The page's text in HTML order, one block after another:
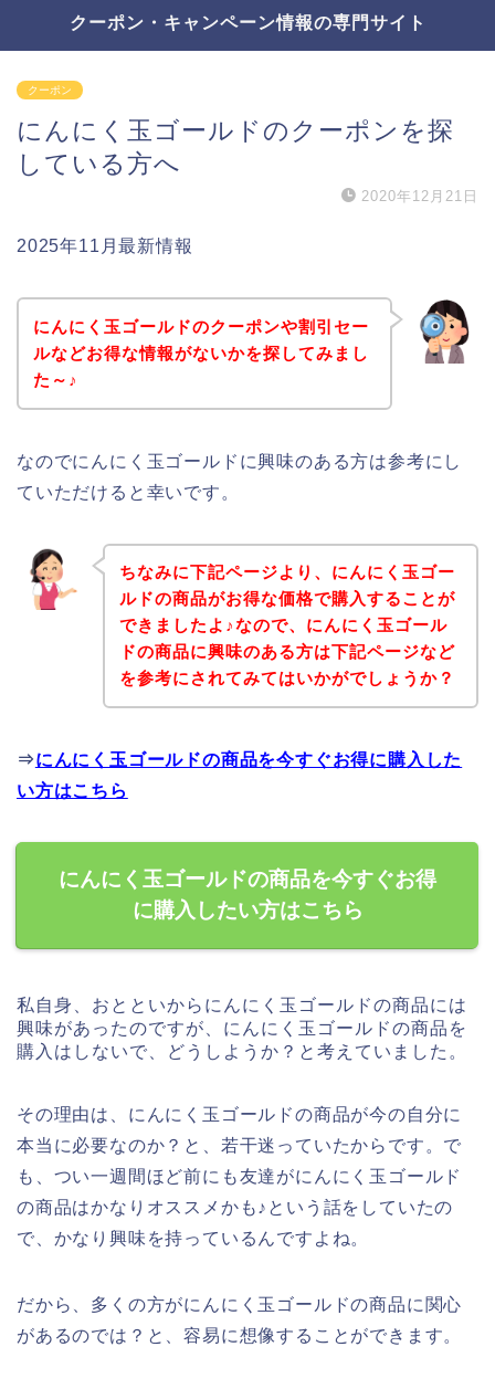
クーポン・キャンペーン情報の専門サイト
クーポン
にんにく玉ゴールドのクーポンを探
している方へ
2020年12月21日
2025年11月最新情報
にんにく玉ゴールドのクーポンや割引セー
ルなどお得な情報がないかを探してみまし
た～♪
なのでにんにく玉ゴールドに興味のある方は参考にし
ていただけると幸いです。
ちなみに下記ページより、にんにく玉ゴー
ルドの商品がお得な価格で購入することが
できましたよ♪なので、にんにく玉ゴール
ドの商品に興味のある方は下記ページなど
を参考にされてみてはいかがでしょうか？
⇒にんにく玉ゴールドの商品を今すぐお得に購入した
い方はこちら
にんにく玉ゴールドの商品を今すぐお得
に購入したい方はこちら
私自身、おとといからにんにく玉ゴールドの商品には
興味があったのですが、にんにく玉ゴールドの商品を
購入はしないで、どうしようか？と考えていました。
その理由は、にんにく玉ゴールドの商品が今の自分に
本当に必要なのか？と、若干迷っていたからです。で
も、つい一週間ほど前にも友達がにんにく玉ゴールド
の商品はかなりオススメかも♪という話をしていたの
で、かなり興味を持っているんですよね。
だから、多くの方がにんにく玉ゴールドの商品に関心
があるのでは？と、容易に想像することができます。